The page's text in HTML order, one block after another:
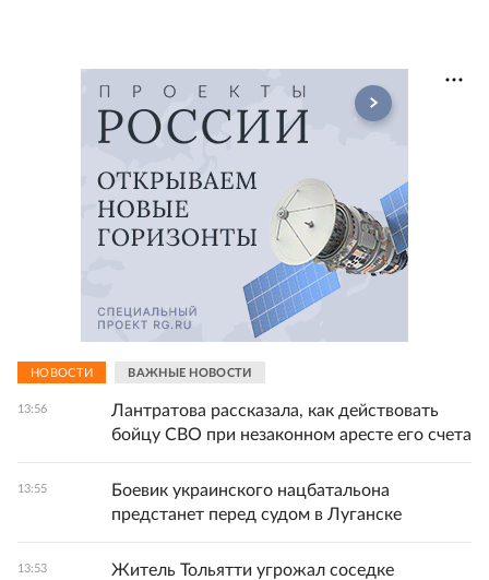
НОВОСТИ ВАЖНЫЕ НОВОСТИ
13:56
Лантратова рассказала, как действовать
бойцу СВО при незаконном аресте его счета
13:55
Боевик украинского нацбатальона
предстанет перед судом в Луганске
13:53
Житель Тольятти угрожал соседке